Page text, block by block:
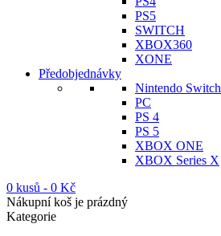
PS5
SWITCH
XBOX360
XONE
Předobjednávky
Nintendo Switch
PC
PS 4
PS 5
XBOX ONE
XBOX Series X
0 kusů - 0 Kč
Nákupní koš je prázdný
Kategorie